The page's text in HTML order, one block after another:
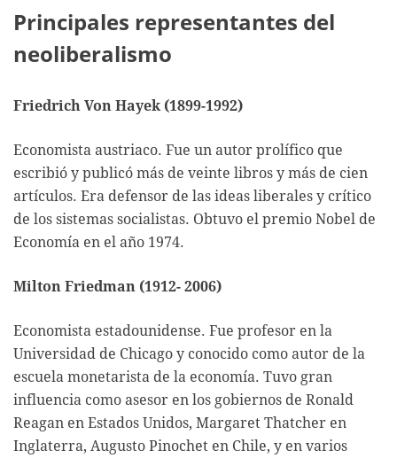
Principales representantes del
neoliberalismo
Friedrich Von Hayek (1899-1992)
Economista austriaco. Fue un autor prolífico que
escribió y publicó más de veinte libros y más de cien
artículos. Era defensor de las ideas liberales y crítico
de los sistemas socialistas. Obtuvo el premio Nobel de
Economía en el año 1974.
Milton Friedman (1912- 2006)
Economista estadounidense. Fue profesor en la
Universidad de Chicago y conocido como autor de la
escuela monetarista de la economía. Tuvo gran
influencia como asesor en los gobiernos de Ronald
Reagan en Estados Unidos, Margaret Thatcher en
Inglaterra, Augusto Pinochet en Chile, y en varios